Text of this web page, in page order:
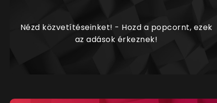
Nézd közvetítéseinket! - Hozd a popcornt, ezek
az adások érkeznek!